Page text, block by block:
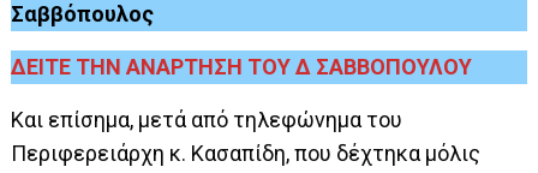
Σαββόπουλος
ΔΕΙΤΕ ΤΗΝ ΑΝΑΡΤΗΣΗ ΤΟΥ Δ ΣΑΒΒΟΠΟΥΛΟΥ
Και επίσημα, μετά από τηλεφώνημα του
Περιφερειάρχη κ. Κασαπίδη, που δέχτηκα μόλις